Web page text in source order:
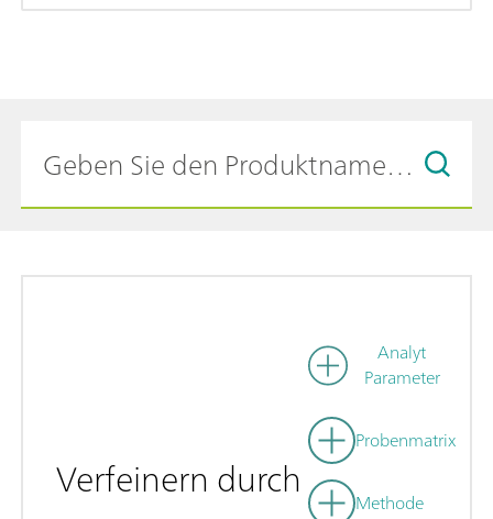
Verfeinern durch
Analyt
Parameter
Probenmatrix
Methode